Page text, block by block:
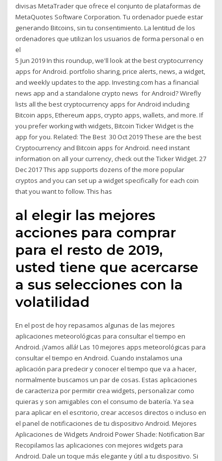
divisas MetaTrader que ofrece el conjunto de plataformas de
MetaQuotes Software Corporation. Tu ordenador puede estar
generando Bitcoins, sin tu consentimiento. La lentitud de los
ordenadores que utilizan los usuarios de forma personal o en
el
5 Jun 2019 In this roundup, we'll look at the best cryptocurrency
apps for Android. portfolio sharing, price alerts, news, a widget,
and weekly updates to the app. Investing.com has a financial
news app and a standalone crypto news for Android? Wirefly
lists all the best cryptocurrency apps for Android including
Bitcoin apps, Ethereum apps, crypto apps, wallets, and more. If
you prefer working with widgets, Bitcoin Ticker Widget is the
app for you. Related: The Best 30 Oct 2019 These are the best
Cryptocurrency and Bitcoin apps for Android. need instant
information on all your currency, check out the Ticker Widget. 27
Dec 2017 This app supports dozens of the more popular
cryptos and you can set up a widget specifically for each coin
that you want to follow. This has
al elegir las mejores
acciones para comprar
para el resto de 2019,
usted tiene que acercarse
a sus selecciones con la
volatilidad
En el post de hoy repasamos algunas de las mejores
aplicaciones meteorológicas para consultar el tiempo en
Android. ¡Vamos allá! Las 10 mejores apps meteorológicas para
consultar el tiempo en Android. Cuando instalamos una
aplicación para predecir y conocer el tiempo que va a hacer,
normalmente buscamos un par de cosas. Estas aplicaciones
de caracteriza por permitir crea widgets, personalizar como
quieras y son amigables con el consumo de batería. Ya sea
para aplicar en el escritorio, crear accesos directos o incluso en
el panel de notificaciones de tu dispositivo Android. Mejores
Aplicaciones de Widgets Android Power Shade: Notification Bar
Recopilamos las aplicaciones con mejores widgets para
Android. Dale un toque más elegante y útil a tu dispositivo. Si